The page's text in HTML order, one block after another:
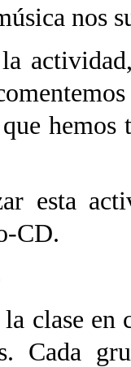
nos
CD.
clase en
Cada